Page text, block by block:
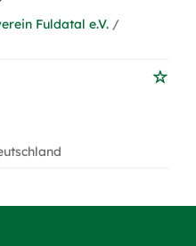
Fuldatal e.V. /